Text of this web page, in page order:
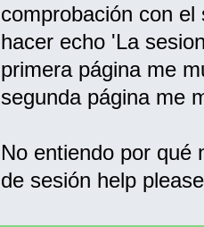
comprobación con
hacer echo 'La
primera página me
segunda página me
No entiendo por qué
de sesión help